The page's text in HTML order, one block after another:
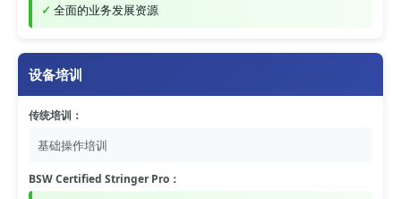
全面的业务发展资源
设备培训
传统培训：
基础操作培训
BSW Certified Stringer Pro：